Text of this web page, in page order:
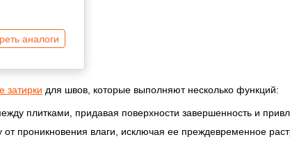
аналоги
затирки для швов, которые выполняют несколько функций:
плитками, придавая поверхности завершенность и
проникновения влаги, исключая ее преждевременное